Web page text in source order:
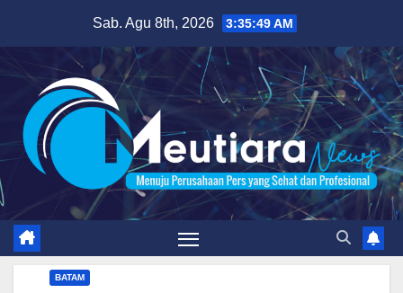
content
Sab. Agu 8th, 2026 3:35:50 AM
BATAM